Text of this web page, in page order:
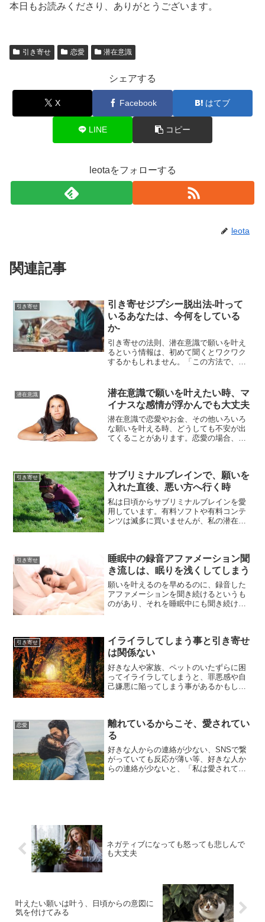
本日もお読みくださり、ありがとうございます。
引き寄せ 恋愛 潜在意識
シェアする
X Facebook はてブ
LINE コピー
leotaをフォローする
leota
関連記事
引き寄せ
引き寄せジプシー脱出法-叶って
いるあなたは、今何をしている
か-
引き寄せの法則、潜在意識で願いを叶え
るという情報は、初めて聞くとワクワク
するかもしれません。「この方法で、
突然億単位のお金がやってきた！」「希
望条件を満たす、働きやす...
潜在意識
潜在意識で願いを叶えたい時、マ
イナスな感情が浮かんでも大丈夫
潜在意識で恋愛やお金、その他いろいろ
な願いを叶える時、どうしても不安が出
てくることがあります。恋愛の場合、他
することもあると思います...
引き寄せ
サブリミナルブレインで、願いを
入れた直後、悪い方へ行く時
私は日頃からサブリミナルブレインを愛
用しています。有料ソフトや有料コンテ
ンツは滅多に買いませんが、私の潜在意
す。すぐに効果の出たものが...
引き寄せ
睡眠中の録音アファメーション聞
き流しは、眠りを浅くしてしまう
願いを叶えるのを早めるのに、録音した
アファメーションを聞き続けるというも
のがあり、それを睡眠中にも聞き続ける
に聞く必要は無いと私は思...
引き寄せ
イライラしてしまう事と引き寄せ
は関係ない
好きな人や家族、ペットのいたずらに困
ってイライラしてしまうと、罪悪感や自
己嫌悪に陥ってしまう事があるかもしれ
のない時は誰にでもありま...
恋愛
離れているからこそ、愛されてい
る
好きな人からの連絡が少ない、SNSで繋
がっていても反応が薄い等、好きな人か
らの連絡が少ないと、「私は愛されてい
ネガティブになっても怒っても悲しんで
も大丈夫
叶えたい願いは叶う、日頃からの意図に
気を付けてみる